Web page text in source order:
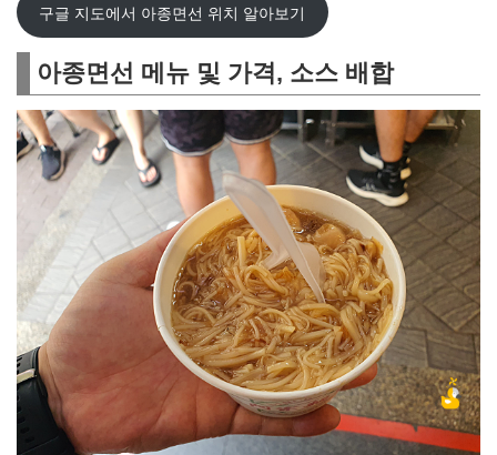
구글 지도에서 아종면선 위치 알아보기
아종면선 메뉴 및 가격, 소스 배합